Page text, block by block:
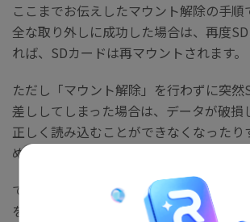
ここまでお伝えしたマウント解除の手順
全な取り外しに成功した場合は、再度
れば、SDカードは再マウントされます。
ただし「マウント解除」を行わずに突然
差ししてしまった場合は、データが破損
正しく読み込むことができなくなったり
め注意が必要です。
できる限り、マウント解除で安全に取り
を利用するのが理想的です。